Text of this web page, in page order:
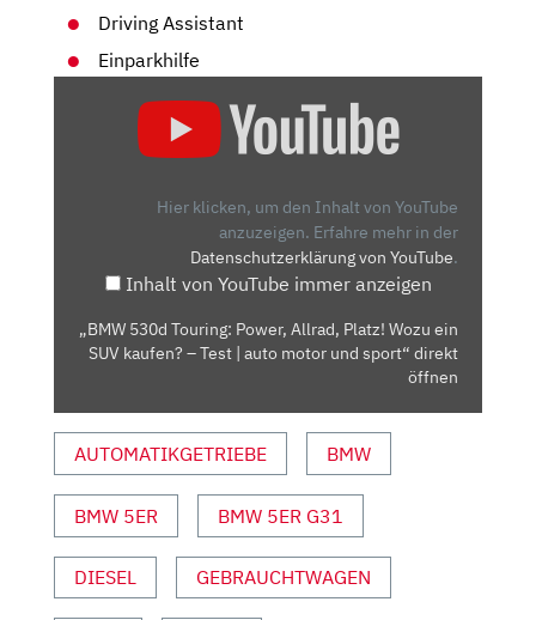
Driving Assistant
Einparkhilfe
TOURING:
SUV
KAUFEN?
|
AUTO
MOTOR
UND
VON
YOUTUBE
Hier klicken, um den Inhalt von YouTube
anzuzeigen. Erfahre mehr in der
Datenschutzerklärung von YouTube.
Inhalt von YouTube immer anzeigen
„BMW 530d Touring: Power, Allrad, Platz! Wozu ein
SUV kaufen? – Test | auto motor und sport“ direkt
öffnen
AUTOMATIKGETRIEBE BMW
BMW 5ER BMW 5ER G31
DIESEL GEBRAUCHTWAGEN